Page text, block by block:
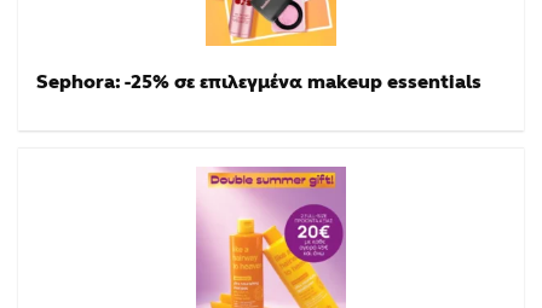
Sephora: -25% σε επιλεγμένα makeup essentials